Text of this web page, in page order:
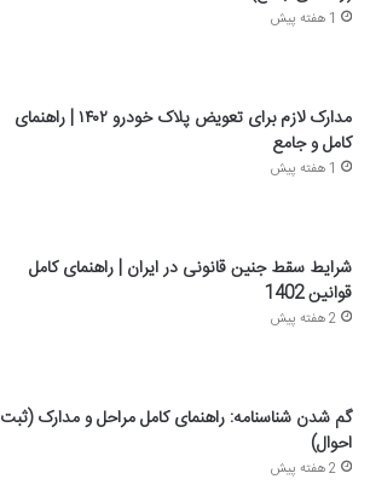
1 هفته پیش
مدارک لازم برای تعویض پلاک خودرو ۱۴۰۲ | راهنمای
کامل و جامع
1 هفته پیش
شرایط سقط جنین قانونی در ایران | راهنمای کامل
قوانین 1402
2 هفته پیش
گم شدن شناسنامه: راهنمای کامل مراحل و مدارک (ثبت
احوال)
2 هفته پیش